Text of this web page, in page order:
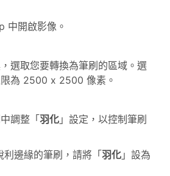
中開啟影像。
選取您要轉換為筆刷的區域。選
為 2500 x 2500 像素。
調整「 羽化 」設定，以控制筆刷
利邊緣的筆刷，請將「 羽化 」設為